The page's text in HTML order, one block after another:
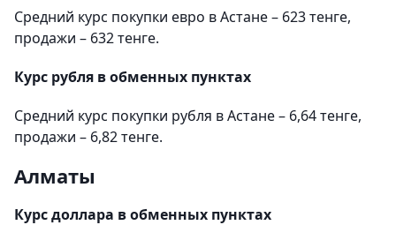
Средний курс покупки евро в Астане – 623 тенге,
продажи – 632 тенге.
Курс рубля в обменных пунктах
Средний курс покупки рубля в Астане – 6,64 тенге,
продажи – 6,82 тенге.
Алматы
Курс доллара в обменных пунктах